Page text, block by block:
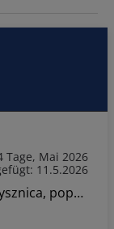
Tage, Mai 2026
11.5.2026
Brzydki zapach z łazienki - odpływ prysznica, popsuta spłuczka,dziurawe ręczniki, brudne niektóre garnki i naczynia, brak wieszaków na kurtki